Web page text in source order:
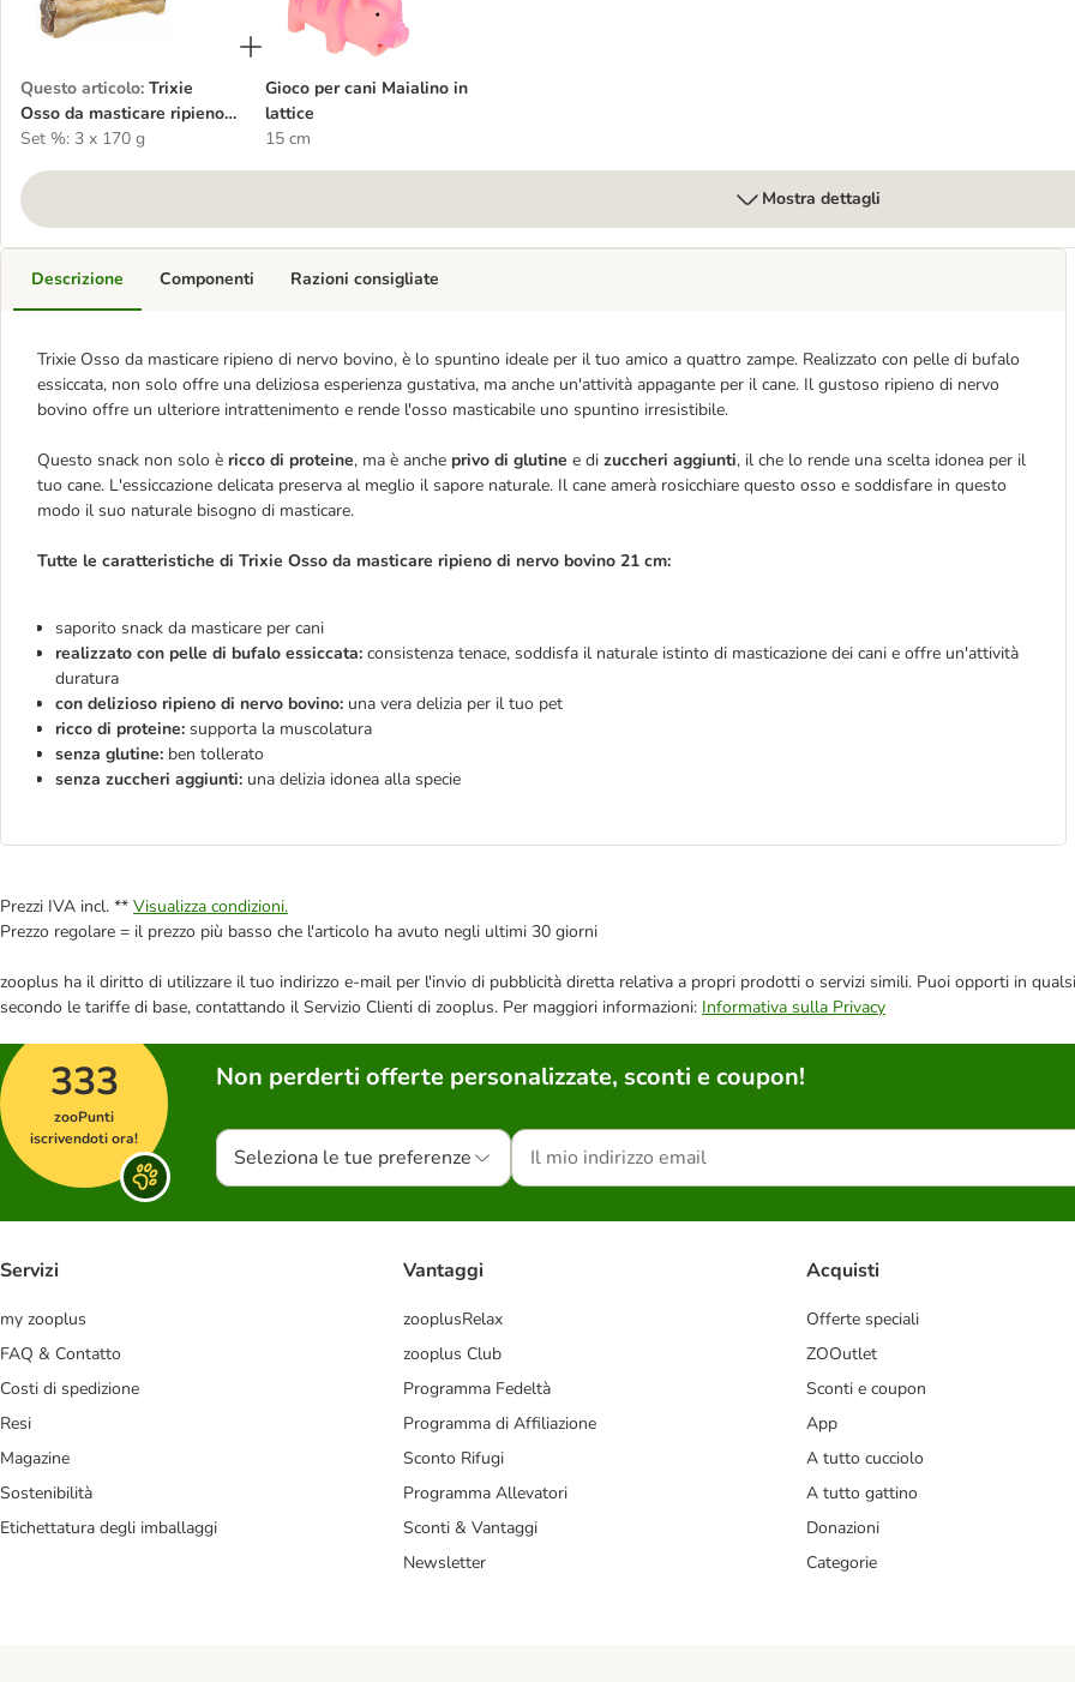
Questo articolo: Trixie
Osso da masticare ripieno
di nervo bovino 21 cm
Set %: 3 x 170 g
Gioco per cani Maialino in
lattice
15 cm
Mostra dettagli
Descrizione
Trixie Osso da masticare ripieno di nervo bovino, è lo spuntino ideale per il tuo amico a quattro zampe. Realizzato con pelle di bufalo
essiccata, non solo offre una deliziosa esperienza gustativa, ma anche un'attività appagante per il cane. Il gustoso ripieno di nervo
bovino offre un ulteriore intrattenimento e rende l'osso masticabile uno spuntino irresistibile.
Questo snack non solo è ricco di proteine, ma è anche privo di glutine e di zuccheri aggiunti, il che lo rende una scelta idonea per il
tuo cane. L'essiccazione delicata preserva al meglio il sapore naturale. Il cane amerà rosicchiare questo osso e soddisfare in questo
modo il suo naturale bisogno di masticare.
Tutte le caratteristiche di Trixie Osso da masticare ripieno di nervo bovino 21 cm:
saporito snack da masticare per cani
realizzato con pelle di bufalo essiccata: consistenza tenace, soddisfa il naturale istinto di masticazione dei cani e offre un'attività
duratura
con delizioso ripieno di nervo bovino: una vera delizia per il tuo pet
ricco di proteine: supporta la muscolatura
senza glutine: ben tollerato
senza zuccheri aggiunti: una delizia idonea alla specie
Componenti Razioni consigliate
Prezzi IVA incl. ** Visualizza condizioni.
Prezzo regolare = il prezzo più basso che l'articolo ha avuto negli ultimi 30 giorni
zooplus ha il diritto di utilizzare il tuo indirizzo e-mail per l'invio di pubblicità diretta relativa a propri prodotti o servizi simili. Puoi opporti in
secondo le tariffe di base, contattando il Servizio Clienti di zooplus. Per maggiori informazioni: Informativa sulla Privacy
333
zooPunti
iscrivendoti ora!
Non perderti offerte personalizzate, sconti e coupon!
Seleziona le tue preferenze
Servizi
my zooplus
FAQ & Contatto
Costi di spedizione
Resi
Magazine
Sostenibilità
Etichettatura degli imballaggi
Vantaggi
zooplusRelax
zooplus Club
Programma Fedeltà
Programma di Affiliazione
Sconto Rifugi
Programma Allevatori
Sconti & Vantaggi
Newsletter
Acquisti
Offerte speciali
ZOOutlet
Sconti e coupon
App
A tutto cucciolo
A tutto gattino
Donazioni
Categorie